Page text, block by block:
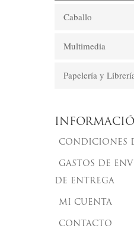
Caballo
Multimedia
Papelería y
CONDICIONES
GASTOS DE
DE ENTREGA
MI CUENTA
CONTACTO